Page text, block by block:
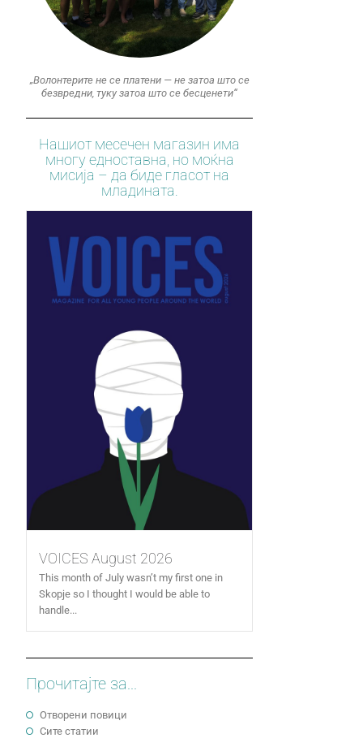
„Волонтерите не се платени — не затоа што се
безвредни, туку затоа што се бесценети“
Нашиот месечен магазин има
многу едноставна, но моќна
мисија – да биде гласот на
младината.
VOICES August 2026
This month of July wasn’t my first one in
Skopje so I thought I would be able to
handle...
Прочитајте за...
Отворени повици
Сите статии